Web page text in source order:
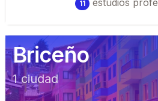
11 estudios
Briceño
1ciudad